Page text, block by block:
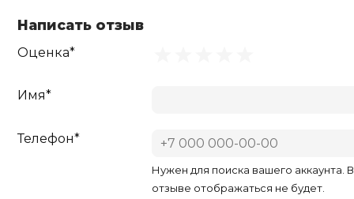
Написать отзыв
Оценка*
Имя*
Телефон*
Нужен для поиска вашего аккаунта. В
отзыве отображаться не будет.